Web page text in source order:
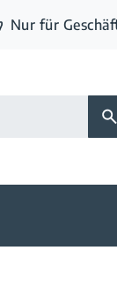
Nur für